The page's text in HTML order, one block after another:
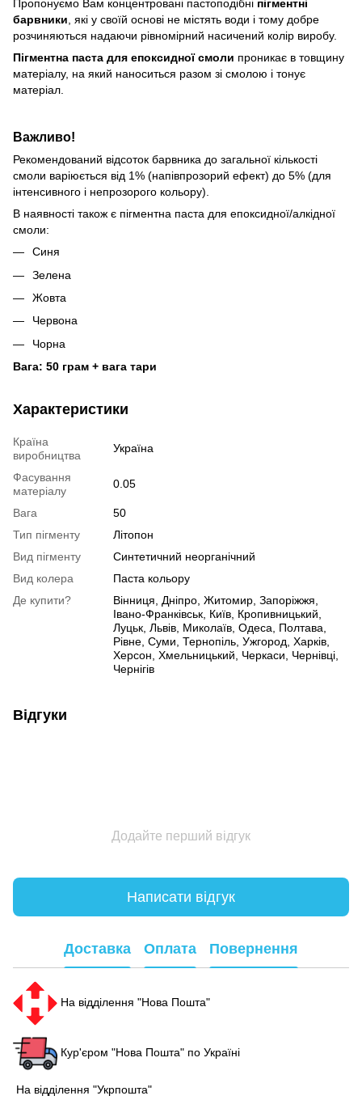
Пропонуємо Вам концентровані пастоподібні пігментні
барвники, які у своїй основі не містять води і тому добре
розчиняються надаючи рівномірний насичений колір виробу.
Пігментна паста для епоксидної смоли проникає в товщину
матеріалу, на який наноситься разом зі смолою і тонує
матеріал.
Важливо!
Рекомендований відсоток барвника до загальної кількості
смоли варіюється від 1% (напівпрозорий ефект) до 5% (для
інтенсивного і непрозорого кольору).
В наявності також є пігментна паста для епоксидної/алкідної
смоли:
Синя
Зелена
Жовта
Червона
Чорна
Вага: 50 грам + вага тари
Характеристики
Країна
виробництва
Україна
Фасування
матеріалу
0.05
Вага
50
Тип пігменту
Літопон
Вид пігменту
Синтетичний неорганічний
Вид колера
Паста кольору
Де купити?
Вінниця, Дніпро, Житомир, Запоріжжя,
Івано-Франківськ, Київ, Кропивницький,
Луцьк, Львів, Миколаїв, Одеса, Полтава,
Рівне, Суми, Тернопіль, Ужгород, Харків,
Херсон, Хмельницький, Черкаси, Чернівці,
Чернігів
Відгуки
Додайте перший відгук
Написати відгук
Доставка Оплата Повернення
На відділення "Нова Пошта"
Кур'єром "Нова Пошта" по Україні
На відділення "Укрпошта"